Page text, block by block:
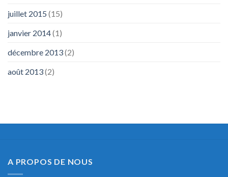
juillet 2015 (15)
janvier 2014(1)
décembre 2013(2)
août 2013(2)
A PROPOS DE NOUS